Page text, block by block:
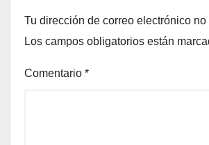
Tu dirección de correo electrónico
Los campos obligatorios están
Comentario *